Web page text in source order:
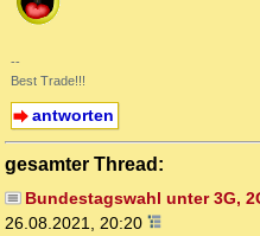
--
Best Trade!!!
antworten
gesamter Thread:
Bundestagswahl unter 3G,
26.08.2021, 20:20